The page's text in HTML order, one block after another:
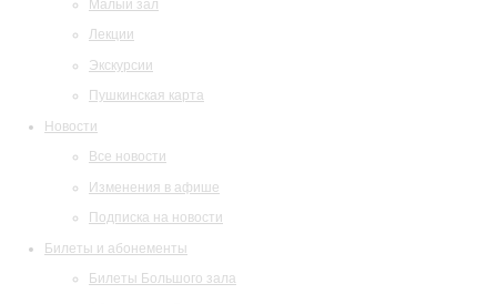
Малый зал
Лекции
Экскурсии
Пушкинская карта
Новости
Все новости
Изменения в афише
Подписка на новости
Билеты и абонементы
Билеты Большого зала